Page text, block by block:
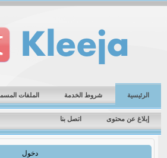
الرئيسية شروط الخدمة الملفات المسموحة
إبلاغ عن محتوى اتصل بنا
دخول